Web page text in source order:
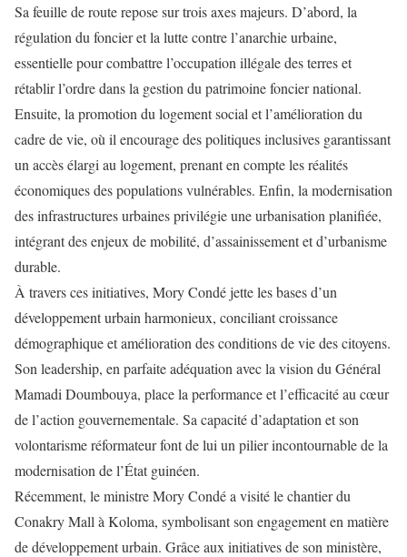
Sa feuille de route repose sur trois axes majeurs. D’abord, la
régulation du foncier et la lutte contre l’anarchie urbaine,
essentielle pour combattre l’occupation illégale des terres et
rétablir l’ordre dans la gestion du patrimoine foncier national.
Ensuite, la promotion du logement social et l’amélioration du
cadre de vie, où il encourage des politiques inclusives garantissant
un accès élargi au logement, prenant en compte les réalités
économiques des populations vulnérables. Enfin, la modernisation
des infrastructures urbaines privilégie une urbanisation planifiée,
intégrant des enjeux de mobilité, d’assainissement et d’urbanisme
durable.
À travers ces initiatives, Mory Condé jette les bases d’un
développement urbain harmonieux, conciliant croissance
démographique et amélioration des conditions de vie des citoyens.
Son leadership, en parfaite adéquation avec la vision du Général
Mamadi Doumbouya, place la performance et l’efficacité au cœur
de l’action gouvernementale. Sa capacité d’adaptation et son
volontarisme réformateur font de lui un pilier incontournable de la
modernisation de l’État guinéen.
Récemment, le ministre Mory Condé a visité le chantier du
Conakry Mall à Koloma, symbolisant son engagement en matière
de développement urbain. Grâce aux initiatives de son ministère,